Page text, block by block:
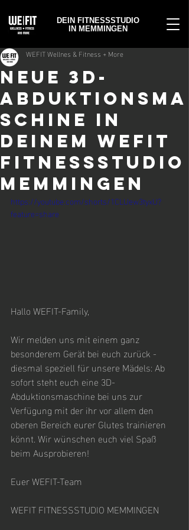
DEIN FITNESSSTUDIO
IN MEMMINGEN
NEUE 3D-
ABDUKTIONSMA
SCHINE IN
DEINEM WEFIT
FITNESSSTUDIO
MEMMINGEN
WEFIT Wellnes & Fitness + More
https://youtube.com/shorts/1CLUew3tyxU?
feature=share
Hallo WEFIT-Family,
Wir melden uns mit einem ganz
besonderem Gerät bei euch zurück -
diesmal speziell für unsere Mädels: Ab
sofort steht euch eine 3D-
Abduktionsmaschine bei uns zur
Verfügung mit der ihr vor allem den
oberen Bereich eurer Glutes trainieren
könnt. Wir wünschen euch viel Spaß
beim Ausprobieren!
Euer WEFIT-Team
WEFIT FITNESSSTUDIO MEMMINGEN